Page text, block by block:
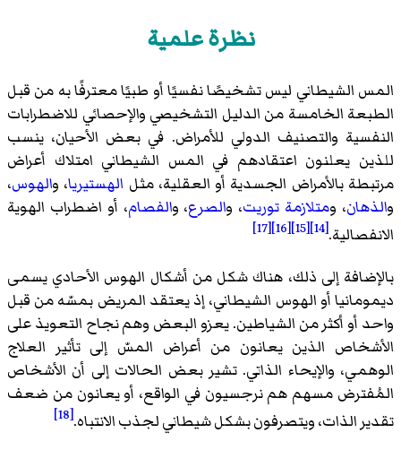
نظرة علمية
المس الشيطاني ليس تشخيصًا نفسيًا أو طبيًا معترفًا به من قبل
الطبعة الخامسة من الدليل التشخيصي والإحصائي للاضطرابات
النفسية والتصنيف الدولي للأمراض. في بعض الأحيان، ينسب
للذين يعلنون اعتقادهم في المس الشيطاني امتلاك أعراض
مرتبطة بالأمراض الجسدية أو العقلية، مثل الهستيريا، والهوس،
والذهان، ومتلازمة توريت، والصرع، والفصام، أو اضطراب الهوية
الانفصالية.[14]
[15]
[16]
[17]
بالإضافة إلى ذلك، هناك شكل من أشكال الهوس الأحادي يسمى
ديمومانيا أو الهوس الشيطاني، إذ يعتقد المريض بمسّه من قبل
واحد أو أكثر من الشياطين. يعزو البعض وهم نجاح التعويذ على
الأشخاص الذين يعانون من أعراض المسّ إلى تأثير العلاج
الوهمي، والإيحاء الذاتي. تشير بعض الحالات إلى أن الأشخاص
المُفترض مسهم هم نرجسيون في الواقع، أو يعانون من ضعف
تقدير الذات، ويتصرفون بشكل شيطاني لجذب الانتباه.[18]